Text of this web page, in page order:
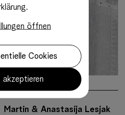
Martin & Anastasija Lesjak
öffnen
Cookies
akzeptieren